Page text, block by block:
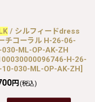
/ シルフィードdress
チコーラル H-26-06-
030-ML-OP-AK-ZH
H-26-
10-030-ML-OP-AK-ZH]
円 (税込)